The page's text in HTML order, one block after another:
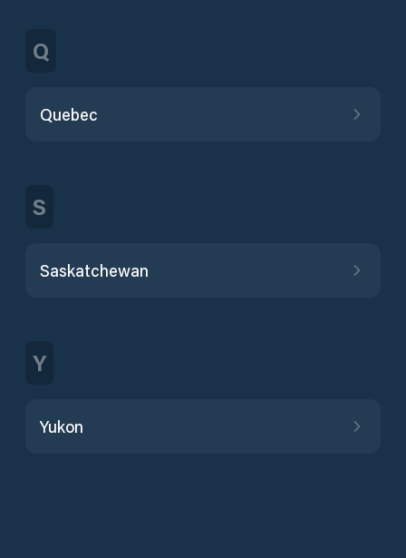
Q
Quebec
S
Saskatchewan
Y
Yukon